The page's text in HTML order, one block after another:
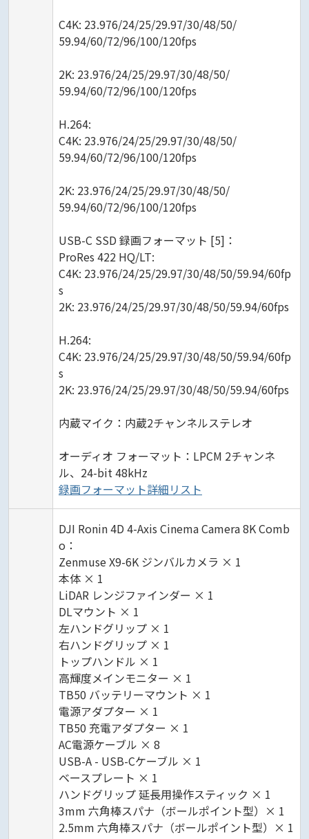
C4K: 23.976/24/25/29.97/30/48/50/
59.94/60/72/96/100/120fps
2K: 23.976/24/25/29.97/30/48/50/
59.94/60/72/96/100/120fps
H.264:
C4K: 23.976/24/25/29.97/30/48/50/
59.94/60/72/96/100/120fps
2K: 23.976/24/25/29.97/30/48/50/
59.94/60/72/96/100/120fps
USB-C SSD 録画フォーマット [5]：
ProRes 422 HQ/LT:
C4K: 23.976/24/25/29.97/30/48/50/59.94/60fp
s
2K: 23.976/24/25/29.97/30/48/50/59.94/60fps
H.264:
C4K: 23.976/24/25/29.97/30/48/50/59.94/60fp
s
2K: 23.976/24/25/29.97/30/48/50/59.94/60fps
内蔵マイク：内蔵2チャンネルステレオ
オーディオ フォーマット：LPCM 2チャンネ
ル、24-bit 48kHz
録画フォーマット詳細リスト
DJI Ronin 4D 4-Axis Cinema Camera 8K Comb
o：
Zenmuse X9-6K ジンバルカメラ × 1
本体 × 1
LiDAR レンジファインダー × 1
DLマウント × 1
左ハンドグリップ × 1
右ハンドグリップ × 1
トップハンドル × 1
高輝度メインモニター × 1
TB50 バッテリーマウント × 1
電源アダプター × 1
TB50 充電アダプター × 1
AC電源ケーブル × 8
USB-A - USB-Cケーブル × 1
ベースプレート × 1
ハンドグリップ 延長用操作スティック × 1
3mm 六角棒スパナ（ボールポイント型）× 1
2.5mm 六角棒スパナ（ボールポイント型）× 1